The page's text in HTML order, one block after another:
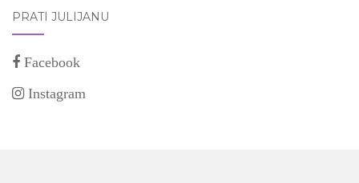
PRATI JULIJANU
Facebook
Instagram